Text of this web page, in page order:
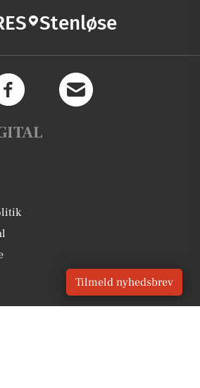
Stenløse
Tilmeld nyhedsbrev